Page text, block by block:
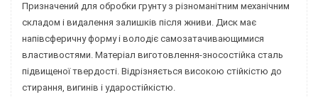
Призначений для обробки грунту з різноманітним механічним
складом і видалення залишків після жниви. Диск має
напівсферичну форму і володіє самозатачивающимися
властивостями. Матеріал виготовлення-зносостійка сталь
підвищеної твердості. Відрізняється високою стійкістю до
стирання, вигинів і ударостійкістю.